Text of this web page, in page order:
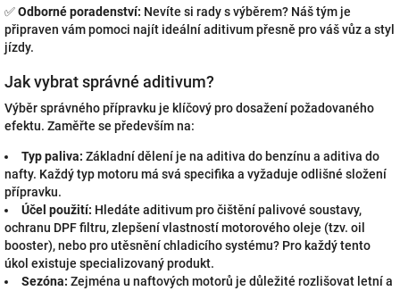
✅Odborné poradenství: Nevíte si rady s výběrem? Náš tým je
připraven vám pomoci najít ideální aditivum přesně pro váš vůz a styl
jízdy.
Jak vybrat správné aditivum?
Výběr správného přípravku je klíčový pro dosažení požadovaného
efektu. Zaměřte se především na:
Typ paliva: Základní dělení je na aditiva do benzínu a aditiva do
nafty. Každý typ motoru má svá specifika a vyžaduje odlišné složení
přípravku.
Účel použití: Hledáte aditivum pro čištění palivové soustavy,
ochranu DPF filtru, zlepšení vlastností motorového oleje (tzv. oil
booster), nebo pro utěsnění chladicího systému? Pro každý tento
úkol existuje specializovaný produkt.
Sezóna: Zejména u naftových motorů je důležité rozlišovat letní a